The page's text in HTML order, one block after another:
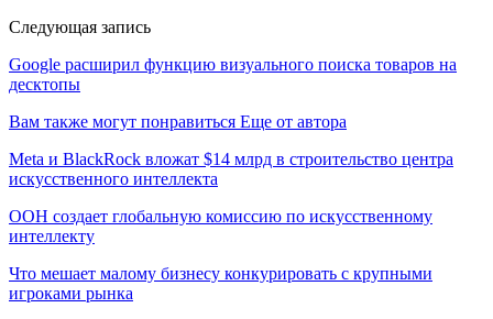
Следующая запись
Google расширил функцию визуального поиска товаров на
десктопы
Вам также могут понравиться Еще от автора
Meta и BlackRock вложат $14 млрд в строительство центра
искусственного интеллекта
ООН создает глобальную комиссию по искусственному
интеллекту
Что мешает малому бизнесу конкурировать с крупными
игроками рынка